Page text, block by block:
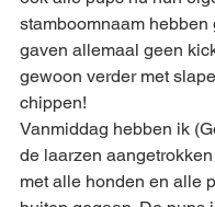
stamboomnaam hebben
gaven allemaal geen
gewoon verder met
chippen!
Vanmiddag hebben ik
de laarzen
met alle honden en alle